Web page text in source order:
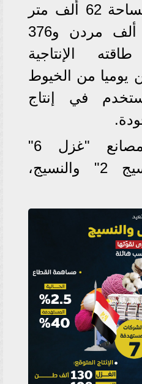
والمصنع على مساحة 62 ألف متر
ويضم نحو 183 ألف مردن و376
الإنتاجية
39 طن يوميا من الخيوط
في إنتاج
ويتم تطوير مصانع "غزل 6"
و"تحضيرات النسيج 2" والنسيج،